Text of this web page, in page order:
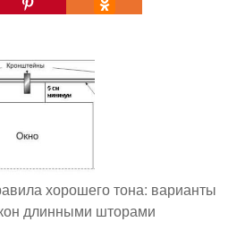
хорошего тона: варианты
длинными шторами